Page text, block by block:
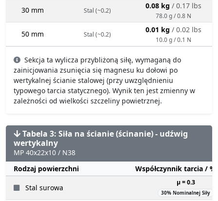
30 mm Stal (~0.2)
0.08 kg / 0.17 lbs
78.0 g / 0.8 N
50 mm Stal (~0.2)
0.01 kg / 0.02 lbs
10.0 g / 0.1 N
Sekcja ta wylicza przybliżoną siłę, wymaganą do
zainicjowania zsunięcia się magnesu ku dołowi po
wertykalnej ścianie stalowej (przy uwzględnieniu
typowego tarcia statycznego). Wynik ten jest zmienny w
zależności od wielkości szczeliny powietrznej.
Tabela 3: Siła na ścianie (ścinanie) - udźwig
wertykalny
MP 40x22x10 / N38
Rodzaj powierzchni
Współczynnik tarcia /
Stal surowa
µ = 0.3
30% Nominalnej Siły